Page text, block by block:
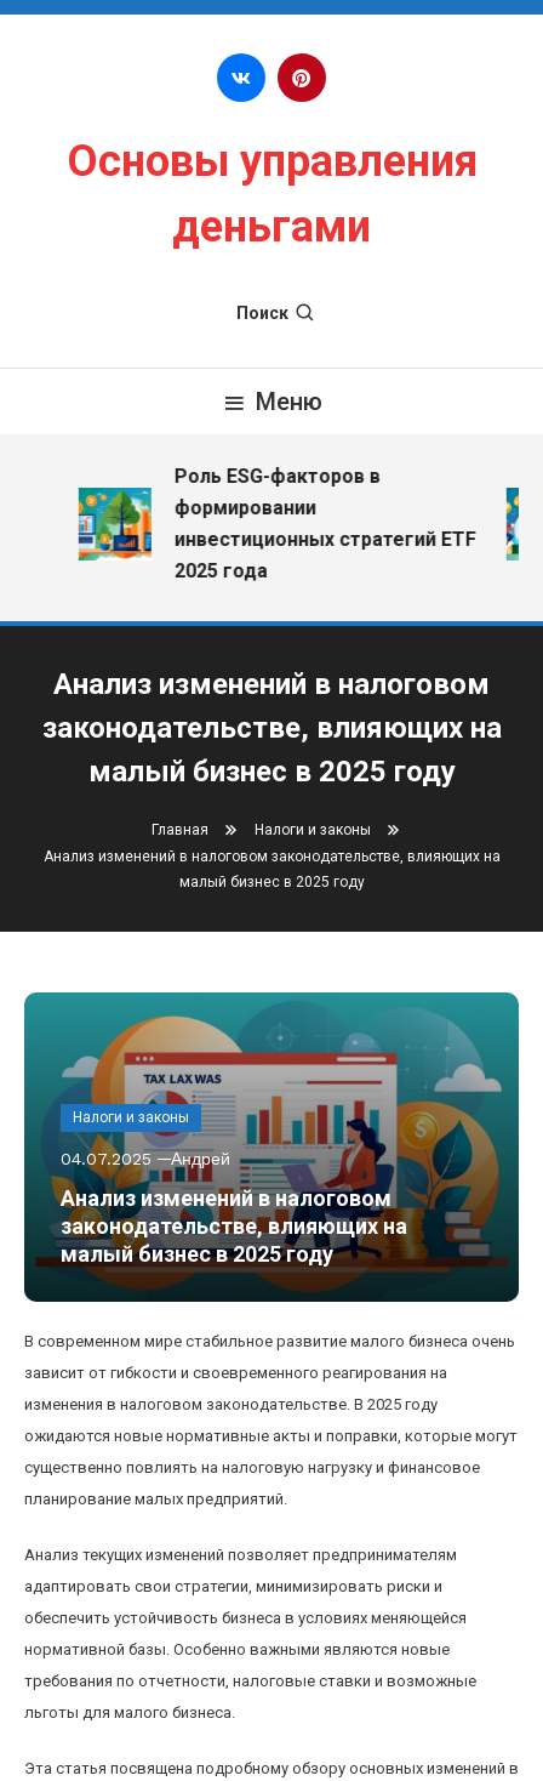
Перейти к содержимому
Основы управления
деньгами
Поиск
Меню
Роль ESG-факторов в
формировании
инвестиционных стратегий ETF
2025 года
Анализ изменений в налоговом
законодательстве, влияющих на
малый бизнес в 2025 году
Главная
Налоги и законы
Анализ изменений в налоговом законодательстве, влияющих на
малый бизнес в 2025 году
Налоги и законы
04.07.2025 Андрей
Анализ изменений в налоговом
законодательстве, влияющих на
малый бизнес в 2025 году
В современном мире стабильное развитие малого бизнеса очень
зависит от гибкости и своевременного реагирования на
изменения в налоговом законодательстве. В 2025 году
ожидаются новые нормативные акты и поправки, которые могут
существенно повлиять на налоговую нагрузку и финансовое
планирование малых предприятий.
Анализ текущих изменений позволяет предпринимателям
адаптировать свои стратегии, минимизировать риски и
обеспечить устойчивость бизнеса в условиях меняющейся
нормативной базы. Особенно важными являются новые
требования по отчетности, налоговые ставки и возможные
льготы для малого бизнеса.
Эта статья посвящена подробному обзору основных изменений в